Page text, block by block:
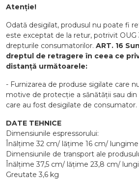
Atenție!
Odată desigilat, produsul nu poate fi
este exceptat de la retur, potrivit OUG
drepturile consumatorilor. ART. 16
dreptul de retragere în ceea ce
distanță următoarele:
- Furnizarea de produse sigilate care
motive de protecție a sănătății sau
care au fost desigilate de consumator.
DATE TEHNICE
Dimensiunile espressorului:
Înălțime 32 cm/ lățime 16 cm/
Dimensiunile de transport ale
Înălțime 37,5 cm/ lățime 23,8 cm/
Greutate 3,6 kg